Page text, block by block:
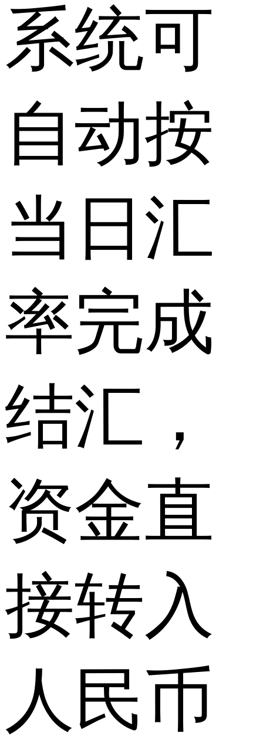
系统可
自动按
当日汇
率完成
结汇，
资金直
接转入
人民币